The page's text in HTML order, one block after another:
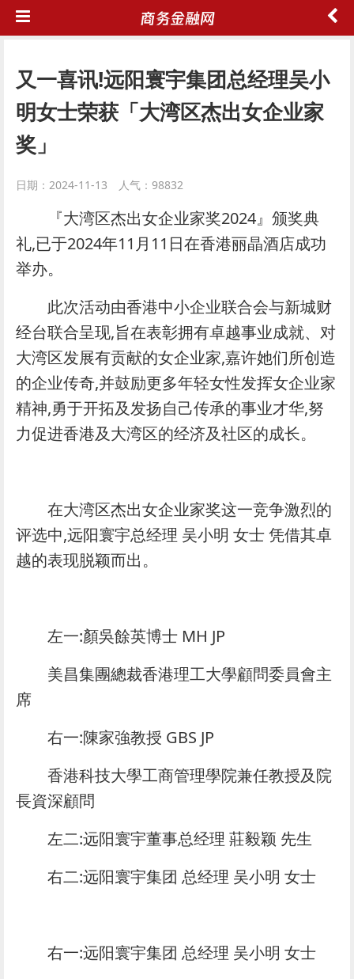
又一喜讯!远阳寰宇集团总经理吴小
明女士荣获「大湾区杰出女企业家
奖」
日期：2024-11-13 人气：98832
『大湾区杰出女企业家奖2024』颁奖典
礼,已于2024年11月11日在香港丽晶酒店成功
举办。
此次活动由香港中小企业联合会与新城财
经台联合呈现,旨在表彰拥有卓越事业成就、对
大湾区发展有贡献的女企业家,嘉许她们所创造
的企业传奇,并鼓励更多年轻女性发挥女企业家
精神,勇于开拓及发扬自己传承的事业才华,努
力促进香港及大湾区的经济及社区的成长。
在大湾区杰出女企业家奖这一竞争激烈的
评选中,远阳寰宇总经理 吴小明 女士 凭借其卓
越的表现脱颖而出。
左一:顏吳餘英博士 MH JP
美昌集團總裁香港理工大學顧問委員會主
席
右一:陳家強教授 GBS JP
香港科技大學工商管理學院兼任教授及院
長資深顧問
左二:远阳寰宇董事总经理 莊毅颖 先生
右二:远阳寰宇集团 总经理 吴小明 女士
右一:远阳寰宇集团 总经理 吴小明 女士